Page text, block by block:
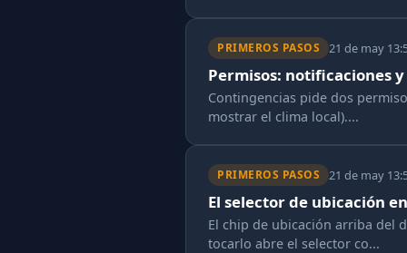
PRIMEROS PASOS 21 de may
Permisos: notificaciones
Contingencias pide dos
mostrar el clima local)....
PRIMEROS PASOS 21 de may
El selector de ubicación
El chip de ubicación arriba del
tocarlo abre el selector co...